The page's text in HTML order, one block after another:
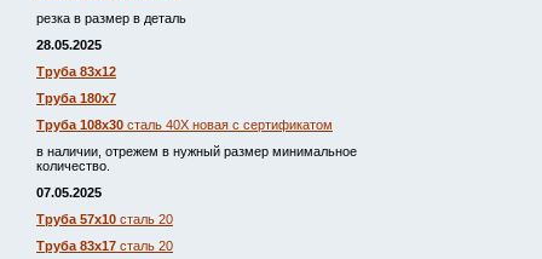
резка в размер в деталь
28.05.2025
Труба 83х12
Труба 180х7
Труба 108х30 сталь 40Х новая с сертификатом
в наличии, отрежем в нужный размер минимальное
количество.
07.05.2025
Труба 57х10 сталь 20
Труба 83х17 сталь 20